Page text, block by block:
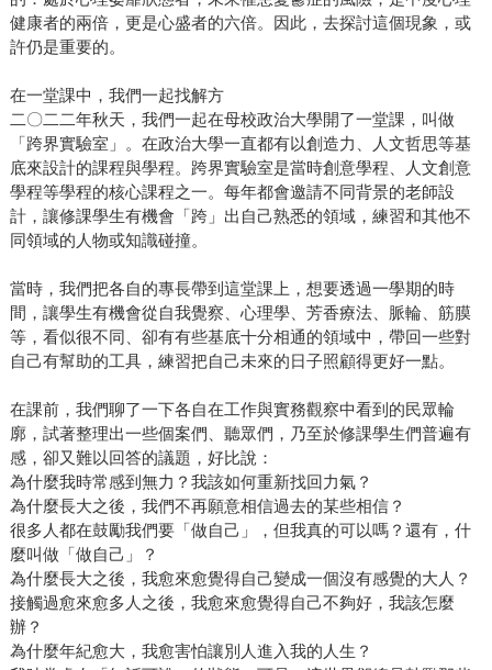
健康者的兩倍，更是心盛者的六倍。因此，去探討這個現象，或
許仍是重要的。
在一堂課中，我們一起找解方
二〇二二年秋天，我們一起在母校政治大學開了一堂課，叫做
「跨界實驗室」。在政治大學一直都有以創造力、人文哲思等基
底來設計的課程與學程。跨界實驗室是當時創意學程、人文創意
學程等學程的核心課程之一。每年都會邀請不同背景的老師設
計，讓修課學生有機會「跨」出自己熟悉的領域，練習和其他不
同領域的人物或知識碰撞。
當時，我們把各自的專長帶到這堂課上，想要透過一學期的時
間，讓學生有機會從自我覺察、心理學、芳香療法、脈輪、筋膜
等，看似很不同、卻有有些基底十分相通的領域中，帶回一些對
自己有幫助的工具，練習把自己未來的日子照顧得更好一點。
在課前，我們聊了一下各自在工作與實務觀察中看到的民眾輪
廓，試著整理出一些個案們、聽眾們，乃至於修課學生們普遍有
感，卻又難以回答的議題，好比說：
為什麼我時常感到無力？我該如何重新找回力氣？
為什麼長大之後，我們不再願意相信過去的某些相信？
很多人都在鼓勵我們要「做自己」，但我真的可以嗎？還有，什
麼叫做「做自己」？
為什麼長大之後，我愈來愈覺得自己變成一個沒有感覺的大人？
接觸過愈來愈多人之後，我愈來愈覺得自己不夠好，我該怎麼
辦？
為什麼年紀愈大，我愈害怕讓別人進入我的人生？